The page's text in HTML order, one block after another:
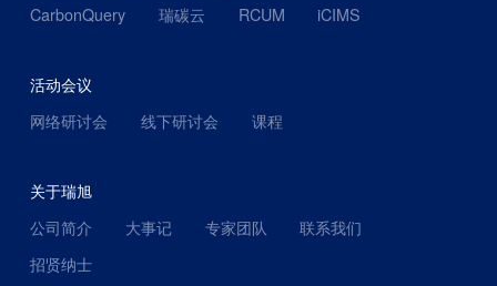
CarbonQuery
瑞碳云 RCUM iCIMS
活动会议
网络研讨会
线下研讨会 课程
关于瑞旭
公司简介
大事记 专家团队
联系我们
招贤纳士